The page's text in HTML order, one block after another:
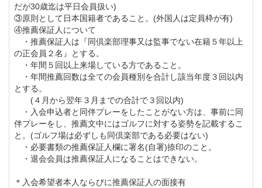
平成２６年４月１日より入会条件が一部変更されま
す。
名義書換料を下記のとおり改定します。
①名義書換料
個人正会員、法人正会員
【旧料金】3,300,000円（税込）→【新料金】4,400,000
円（税込）
②変更時期：令和3年6月理事会申請分より変更する。
旧料金の適用は、令和3年5月理事会（令和3年5月23日
だが30歳迄は平日会員扱い)
③原則として日本国籍者であること。(外国人は定員枠が有)
④推薦保証人について
・推薦保証人は『同倶楽部理事又は監事でない在籍５年以上
の正会員２名』とする。
・年間５回以上来場している方であること。
・年間推薦回数は全ての会員種別を合計し該当年度３回以内
とする。
(４月から翌年３月までの合計で３回以内)
・入会申込者と同伴プレーをしたことがない方は、事前に同
伴プレーをし、推薦文中にはゴルフに対する姿勢を記載するこ
と。(ゴルフ場は必ずしも同倶楽部である必要はない)
・必要書類の推薦保証人欄に署名(自署)捺印のこと。
・退会会員は推薦保証人になることはできない。
＊入会希望者本人ならびに推薦保証人の面接有